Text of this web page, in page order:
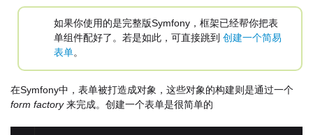
如果你使用的是完整版Symfony，框架已经帮你把表
单组件配好了。若是如此，可直接跳到 创建一个简易
表单。
在Symfony中，表单被打造成对象，这些对象的构建则是通过一个
form factory来完成。创建一个表单是很简单的